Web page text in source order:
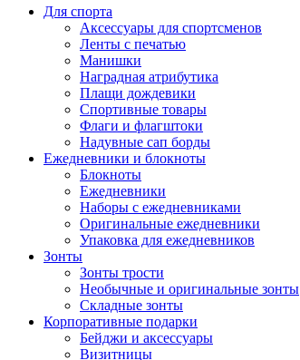
Для спорта
Аксессуары для спортсменов
Ленты с печатью
Манишки
Наградная атрибутика
Плащи дождевики
Спортивные товары
Флаги и флагштоки
Надувные сап борды
Ежедневники и блокноты
Блокноты
Ежедневники
Наборы с ежедневниками
Оригинальные ежедневники
Упаковка для ежедневников
Зонты
Зонты трости
Необычные и оригинальные зонты
Складные зонты
Корпоративные подарки
Бейджи и аксессуары
Визитницы